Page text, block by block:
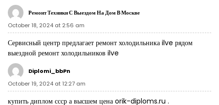
Ремонт Техники С Выездом На Дом В Москве
October 18, 2024 at 2:56 am
Сервисный центр предлагает ремонт холодильника ilve рядом
выездной ремонт холодильников ilve
Diplomi_bbPn
October 19, 2024 at 12:27 am
купить диплом ссср а высшем цена orik-diploms.ru .